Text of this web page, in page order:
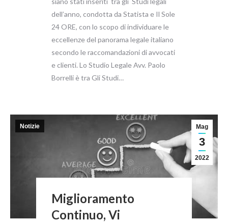
dell’anno, condotta da Statista e Il Sole
24 ORE, con lo scopo di individuare le
eccellenze del panorama legale italiano
secondo le raccomandazioni di avvocati
e clienti. Lo Studio Legale Avv. Paolo
Borrelli è tra Gli Studi…
Mag
3
2022
Notizie
Miglioramento
Continuo, Vi